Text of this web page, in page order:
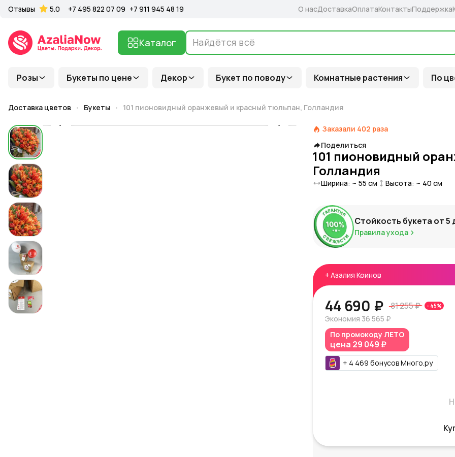
Розы Букеты по цене Декор Букет по поводу Комнатные растения По
Каталог
Отзывы 5.0 +7 495 822 07 09 +7 911 945 48 19 О насДоставкаОплатаКонтактыПоддержка
Доставка цветов Букеты 101 пионовидный оранжевый и красный тюльпан, Голландия
Заказали 402 раза
Поделиться
101 пионовидный
Голландия
Ширина: ~ 55 см Высота: ~ 40 см
Стойкость букета от5
Правила ухода
+ Азалия Коинов
44 690 ₽ 81 255 ₽ - 45%
Экономия 36 565 ₽
По промокоду ЛЕТО
цена 29 049 ₽
+ 4 469 бонусовМного.ру